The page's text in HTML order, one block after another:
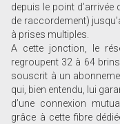
depuis le point d’arrivée
de raccordement)
à prises multiples.
A cette jonction, le
regroupent 32 à 64
souscrit à un
qui, bien entendu, lui
d’une connexion
grâce à cette fibre